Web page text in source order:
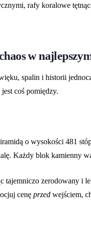
rafy koralowe
w
spalin i historii
coś pomiędzy.
o wysokości 481
Każdy blok kamienny
zerodowany i
cenę przed wejściem,